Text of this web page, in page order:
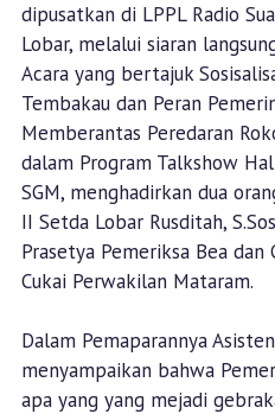
dipusatkan di LPPL Radio
Lobar, melalui siaran
Acara yang bertajuk
Tembakau dan Peran
Memberantas Peredaran
dalam Program Talkshow
SGM, menghadirkan dua
II Setda Lobar Rusditah,
Prasetya Pemeriksa Bea
Cukai Perwakilan Mataram.
Dalam Pemaparannya
menyampaikan bahwa
apa yang yang mejadi